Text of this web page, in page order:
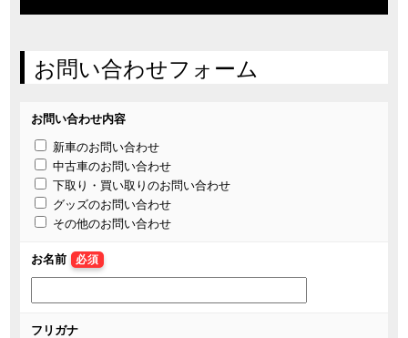
お問い合わせフォーム
お問い合わせ内容
新車のお問い合わせ
中古車のお問い合わせ
下取り・買い取りのお問い合わせ
グッズのお問い合わせ
その他のお問い合わせ
お名前 必須
フリガナ